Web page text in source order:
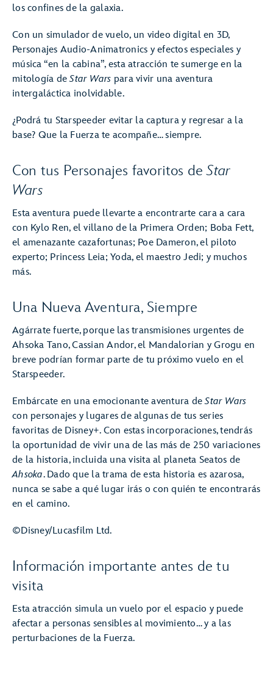
los confines de la galaxia.
Con un simulador de vuelo, un video digital en 3D,
Personajes Audio-Animatronics y efectos especiales y
música “en la cabina”, esta atracción te sumerge en la
mitología deStar Wars para vivir una aventura
intergaláctica inolvidable.
¿Podrá tu Starspeeder evitar la captura y regresar a la
base? Que la Fuerza te acompañe… siempre.
Con tus Personajes favoritos deStar
Wars
Esta aventura puede llevarte a encontrarte cara a cara
con Kylo Ren, el villano de la Primera Orden; Boba Fett,
el amenazante cazafortunas; Poe Dameron, el piloto
experto; Princess Leia; Yoda, el maestro Jedi; y muchos
más.
Una Nueva Aventura, Siempre
Agárrate fuerte, porque las transmisiones urgentes de
Ahsoka Tano, Cassian Andor, el Mandalorian y Grogu en
breve podrían formar parte de tu próximo vuelo en el
Starspeeder.
Embárcate en una emocionante aventura deStar Wars
con personajes y lugares de algunas de tus series
favoritas de Disney+. Con estas incorporaciones, tendrás
la oportunidad de vivir una de las más de 250 variaciones
de la historia, incluida una visita al planeta Seatos de
Ahsoka. Dado que la trama de esta historia es azarosa,
nunca se sabe a qué lugar irás o con quién te encontrarás
en el camino.
©Disney/Lucasfilm Ltd.
Información importante antes de tu
visita
Esta atracción simula un vuelo por el espacio y puede
afectar a personas sensibles al movimiento… y a las
perturbaciones de la Fuerza.